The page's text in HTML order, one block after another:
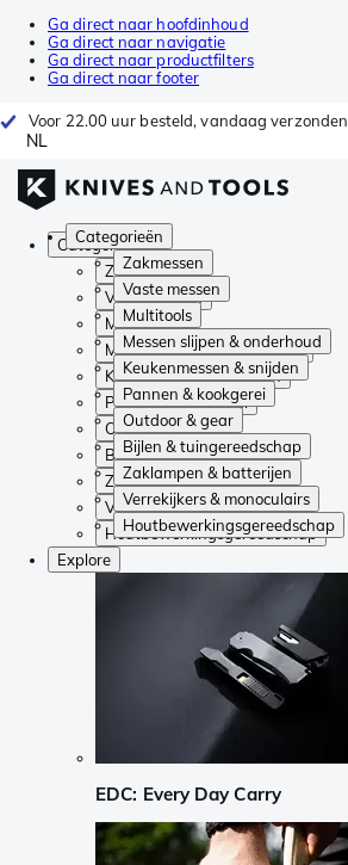
Ga direct naar hoofdinhoud
Ga direct naar navigatie
Ga direct naar productfilters
Ga direct naar footer
Voor 22.00 uur besteld, vandaag verzonden
NL
Categorieën
Zakmessen
Vaste messen
Multitools
Messen slijpen & onderhoud
Keukenmessen & snijden
Pannen & kookgerei
Outdoor & gear
Bijlen & tuingereedschap
Zaklampen & batterijen
Verrekijkers & monoculairs
Houtbewerkingsgereedschap
Categorieën
Zakmessen
Vaste messen
Multitools
Messen slijpen & onderhoud
Keukenmessen & snijden
Pannen & kookgerei
Outdoor & gear
Bijlen & tuingereedschap
Zaklampen & batterijen
Verrekijkers & monoculairs
Houtbewerkingsgereedschap
Explore
EDC: Every Day Carry